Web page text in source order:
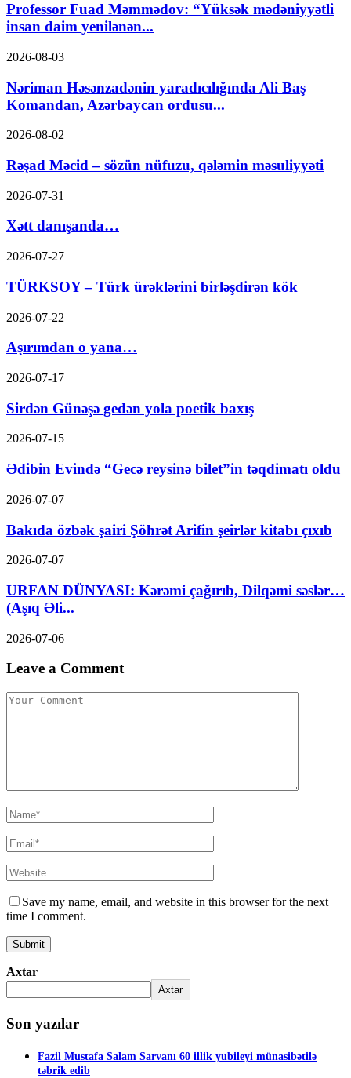
Professor Fuad Məmmədov: “Yüksək mədəniyyətli
insan daim yenilənən...
2026-08-03
Nəriman Həsənzadənin yaradıcılığında Ali Baş
Komandan, Azərbaycan ordusu...
2026-08-02
Rəşad Məcid – sözün nüfuzu, qələmin məsuliyyəti
2026-07-31
Xətt danışanda…
2026-07-27
TÜRKSOY – Türk ürəklərini birləşdirən kök
2026-07-22
Aşırımdan o yana…
2026-07-17
Sirdən Günəşə gedən yola poetik baxış
2026-07-15
Ədibin Evində “Gecə reysinə bilet”in təqdimatı oldu
2026-07-07
Bakıda özbək şairi Şöhrət Arifin şeirlər kitabı çıxıb
2026-07-07
URFAN DÜNYASI: Kərəmi çağırıb, Dilqəmi səslər…
(Aşıq Əli...
2026-07-06
Leave a Comment
Save my name, email, and website in this browser for the next
time I comment.
Axtar
Axtar
Son yazılar
Fazil Mustafa Salam Sarvanı 60 illik yubileyi münasibətilə
təbrik edib